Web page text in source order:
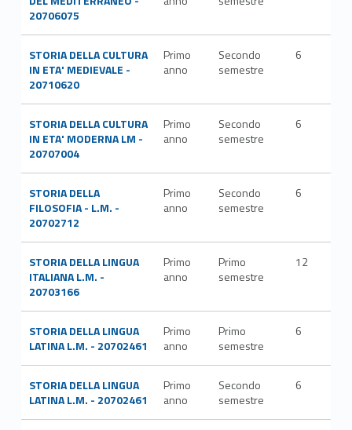
20706075
STORIA DELLA CULTURA
IN ETA' MEDIEVALE -
20710620
Primo
anno
Secondo
semestre
6
STORIA DELLA CULTURA
IN ETA' MODERNA LM -
20707004
Primo
anno
Secondo
semestre
6
STORIA DELLA
FILOSOFIA - L.M. -
20702712
Primo
anno
Secondo
semestre
6
STORIA DELLA LINGUA
ITALIANA L.M. -
20703166
Primo
anno
Primo
semestre
12
STORIA DELLA LINGUA
LATINA L.M. - 20702461
Primo
anno
Primo
semestre
6
STORIA DELLA LINGUA
LATINA L.M. - 20702461
Primo
anno
Secondo
semestre
6